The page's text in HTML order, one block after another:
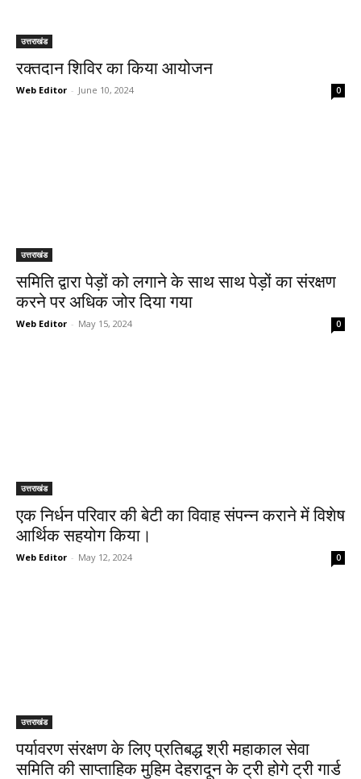
उत्तराखंड
रक्तदान शिविर का किया आयोजन
Web Editor - June 10, 2024 0
उत्तराखंड
समिति द्वारा पेड़ों को लगाने के साथ साथ पेड़ों का संरक्षण
करने पर अधिक जोर दिया गया
Web Editor - May 15, 2024 0
उत्तराखंड
एक निर्धन परिवार की बेटी का विवाह संपन्न कराने में विशेष
आर्थिक सहयोग किया।
Web Editor - May 12, 2024 0
उत्तराखंड
पर्यावरण संरक्षण के लिए प्रतिबद्ध श्री महाकाल सेवा
समिति की साप्ताहिक मुहिम देहरादून के ट्री होगे ट्री गार्ड